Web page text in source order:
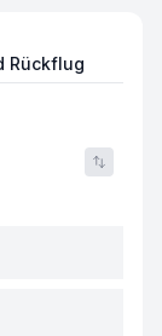
Rückflug